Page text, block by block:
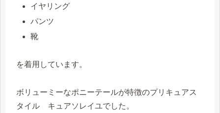
イヤリング
パンツ
靴
を着用しています。
ボリューミーなポニーテールが特徴のプリキュアス
タイル キュアソレイユでした。